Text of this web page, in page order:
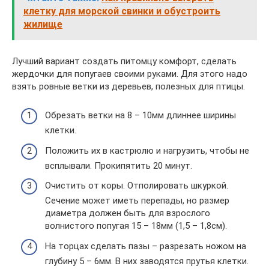
клетку для морской свинки и обустроить
жилище
Лучший вариант создать питомцу комфорт, сделать
жердочки для попугаев своими руками. Для этого надо
взять ровные ветки из деревьев, полезных для птицы.
Обрезать ветки на 8 – 10мм длиннее ширины
клетки.
Положить их в кастрюлю и нагрузить, чтобы не
всплывали. Прокипятить 20 минут.
Очистить от коры. Отполировать шкуркой.
Сечение может иметь перепады, но размер
диаметра должен быть для взрослого
волнистого попугая 15 – 18мм (1,5 – 1,8см).
На торцах сделать пазы – разрезать ножом на
глубину 5 – 6мм. В них заводятся прутья клетки.